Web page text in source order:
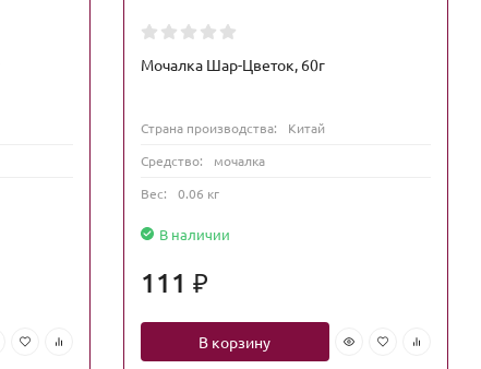
Мочалка Шар-Цветок, 60г
Страна производства:
Китай
Средство:
мочалка
Вес:
0.06 кг
В наличии
111 ₽
В корзину